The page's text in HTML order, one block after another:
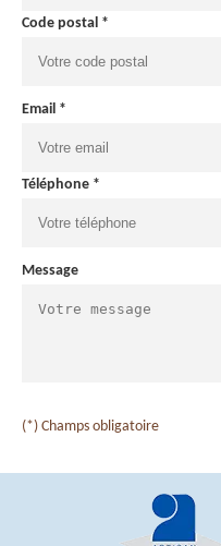
Code postal *
Email *
Téléphone *
Message
(*) Champs obligatoire